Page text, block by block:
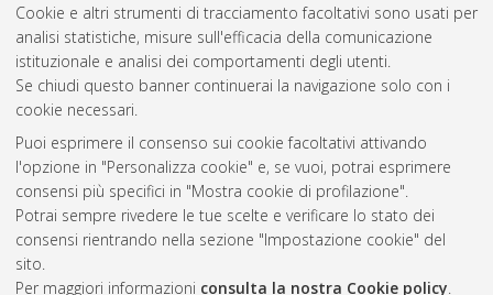
Cookie e altri strumenti di tracciamento facoltativi sono usati per
analisi statistiche, misure sull'efficacia della comunicazione
istituzionale e analisi dei comportamenti degli utenti.
Se chiudi questo banner continuerai la navigazione solo con i
cookie necessari.
Puoi esprimere il consenso sui cookie facoltativi attivando
l'opzione in "Personalizza cookie" e, se vuoi, potrai esprimere
consensi più specifici in "Mostra cookie di profilazione".
Potrai sempre rivedere le tue scelte e verificare lo stato dei
consensi rientrando nella sezione "Impostazione cookie" del
sito.
Per maggiori informazioni consulta la nostra Cookie policy.
Gestione del documento:
Atom
Rss 1.0
Rss 2.0
AMS Laurea